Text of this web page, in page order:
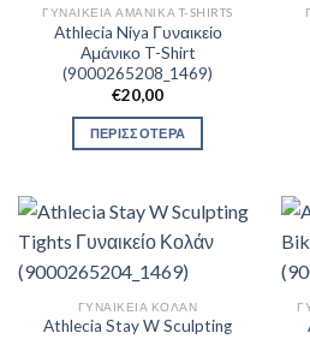
ΓΥΝΑΙΚΕΊΑ ΑΜΆΝΙΚΑ T-SHIRTS
Athlecia Niya Γυναικείο
Αμάνικο T-Shirt
(9000265208_1469)
€20,00
ΠΕΡΙΣΣΟΤΕΡΑ
ΓΥΝΑΙΚΕΊΑ ΚΟΛΆΝ
Athlecia Stay W Sculpting